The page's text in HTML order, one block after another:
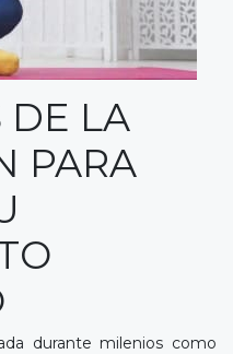
DE LA
PARA
durante milenios como